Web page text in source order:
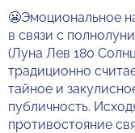
😬Эмоциональное
в связи с
(Луна Лев 180
традиционно
тайное и
публичность.
противостояние